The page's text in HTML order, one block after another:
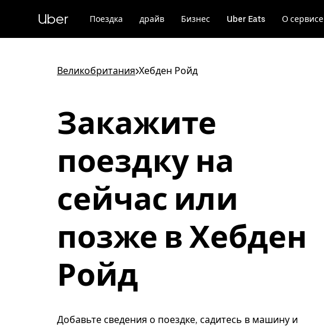
к
Uber Поездка драйв Бизнес Uber Eats О сервисе
Великобритания>Хебден Ройд
Закажите
поездку на
сейчас или
позже в Хебден
Ройд
Добавьте сведения о поездке, садитесь в машину и